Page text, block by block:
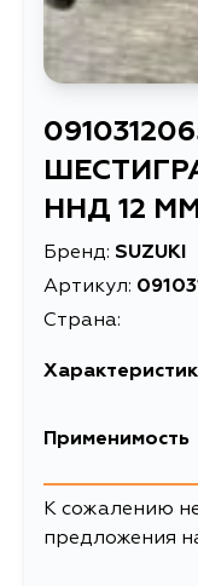
ННД 12 ММ
Бренд: SUZUKI
Артикул:
Страна:
EAN-13
Описание
Применимость
Suzuki
Кузов
К сожалению
предложения